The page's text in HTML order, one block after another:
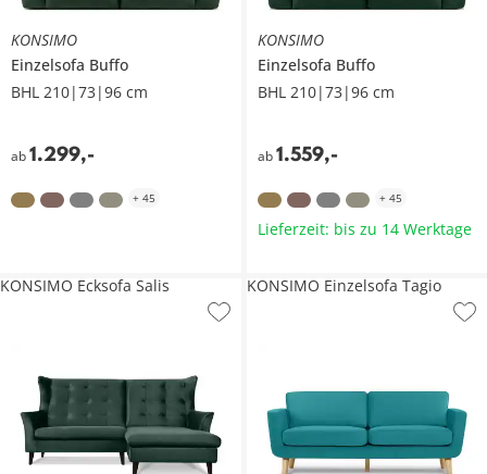
KONSIMO
Einzelsofa Buffo
BHL 210|73|96 cm
ab1.299,-
+ 45
KONSIMO
Einzelsofa Buffo
BHL 210|73|96 cm
ab 1.559,-
+ 45
Lieferzeit: bis zu 14 Werktage
KONSIMO Ecksofa Salis KONSIMO Einzelsofa Tagio